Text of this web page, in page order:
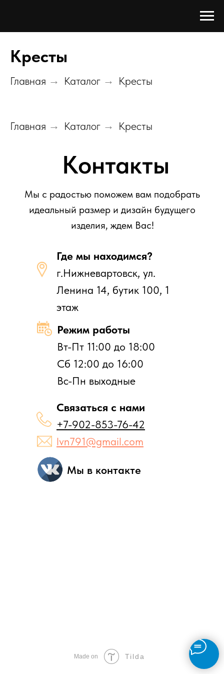
Кресты
Главная → Каталог → Кресты
Главная → Каталог → Кресты
Контакты
Где мы находимся?
г.Нижневартовск, ул.
Ленина 14, бутик 100, 1
этаж
Режим работы
Вт-Пт 11:00 до 18:00
Сб 12:00 до 16:00
Вс-Пн выходные
Связаться с нами
+7-902-853-76-42
lvn791@gmail.com
Мы в контакте
Мы с радостью поможем вам подобрать
идеальный размер и дизайн будущего
изделия, ждем Вас!
Made on Tilda